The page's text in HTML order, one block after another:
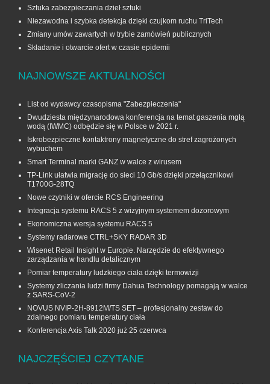
Sztuka zabezpieczania dzieł sztuki
Niezawodna i szybka detekcja dzięki czujkom ruchu TriTech
Zmiany umów zawartych w trybie zamówień publicznych
Składanie i otwarcie ofert w czasie epidemii
NAJNOWSZE AKTUALNOŚCI
List od wydawcy czasopisma "Zabezpieczenia"
Dwudziesta międzynarodowa konferencja na temat gaszenia mgłą
wodą (IWMC) odbędzie się w Polsce w 2021 r.
Iskrobezpieczne kontaktrony magnetyczne do stref zagrożonych
wybuchem
Smart Terminal marki GANZ w walce z wirusem
TP-Link ułatwia migrację do sieci 10 Gb/s dzięki przełącznikowi
T1700G‑28TQ
Nowe czytniki w ofercie RCS Engineering
Integracja systemu RACS 5 z wizyjnym systemem dozorowym
Ekonomiczna wersja systemu RACS 5
Systemy radarowe CTRL+SKY RADAR 3D
Wisenet Retail Insight w Europie. Narzędzie do efektywnego
zarządzania w handlu detalicznym
Pomiar temperatury ludzkiego ciała dzięki termowizji
Systemy zliczania ludzi firmy Dahua Technology pomagają w walce
z SARS-CoV-2
NOVUS NVIP-2H-8912M/TS SET – profesjonalny zestaw do
zdalnego pomiaru temperatury ciała
Konferencja Axis Talk 2020 już 25 czerwca
NAJCZĘŚCIEJ CZYTANE